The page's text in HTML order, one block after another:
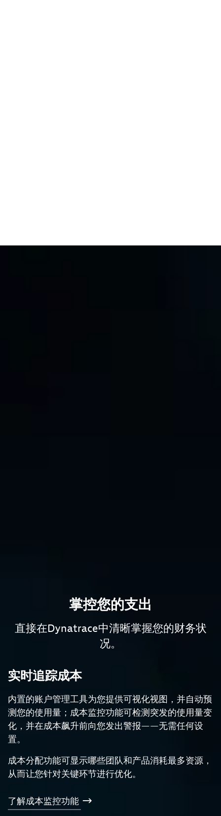
掌控您的支出
直接在Dynatrace中清晰掌握您的财务状
况。
实时追踪成本
内置的账户管理工具为您提供可视化视图，并自动预
测您的使用量；成本监控功能可检测突发的使用量变
化，并在成本飙升前向您发出警报——无需任何设
置。
成本分配功能可显示哪些团队和产品消耗最多资源，
从而让您针对关键环节进行优化。
了解成本监控功能